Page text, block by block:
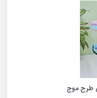
طرح موج